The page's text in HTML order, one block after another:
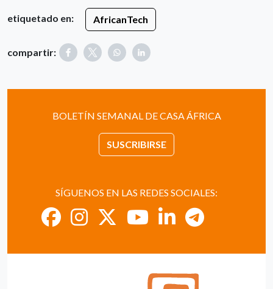
etiquetado en: AfricanTech
compartir:
BOLETÍN SEMANAL DE CASA ÁFRICA
SUSCRIBIRSE
SÍGUENOS EN LAS REDES SOCIALES: